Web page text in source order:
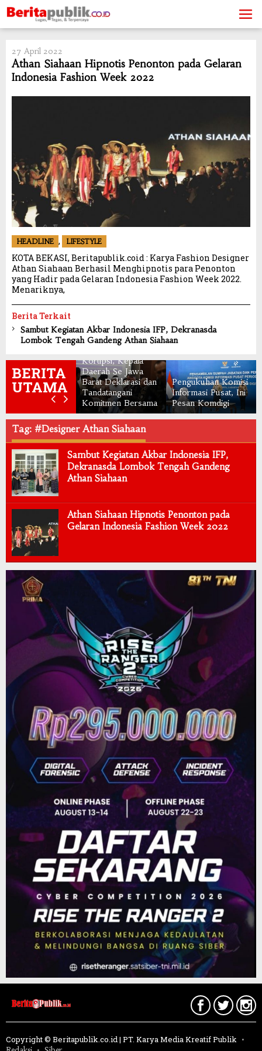
Skip
to
content
27 April 2022
Athan Siahaan Hipnotis Penonton pada Gelaran
Indonesia Fashion Week 2022
HEADLINE , LIFESTYLE
KOTA BEKASI, Beritapublik.coid : Karya Fashion Designer
Athan Siahaan Berhasil Menghipnotis para Penonton
yang Hadir pada Gelaran Indonesia Fashion Week 2022.
Menariknya,
Berita Terkait
Sambut Kegiatan Akbar Indonesia IFP, Dekranasda
Lombok Tengah Gandeng Athan Siahaan
BERITA
UTAMA
Korupsi, Kepala
Daerah Se Jawa
Barat Deklarasi dan
Tandatangani
Komitmen Bersama
Pengukuhan Komisi
Informasi Pusat, Ini
Pesan Komdigi
Tag: #Designer Athan Siahaan
Sambut Kegiatan Akbar Indonesia IFP,
Dekranasda Lombok Tengah Gandeng
Athan Siahaan
Athan Siahaan Hipnotis Penonton pada
Gelaran Indonesia Fashion Week 2022
Copyright © Beritapublik.co.id | PT. Karya Media Kreatif Publik